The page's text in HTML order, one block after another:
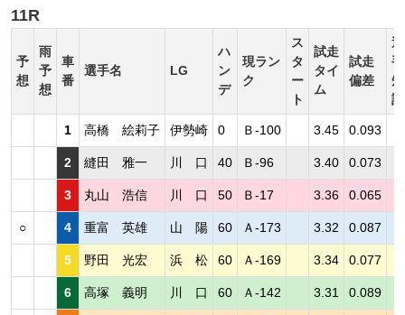
11R
予
想
雨
予
想
車
番
選手名 LG
ハ
ン
デ
現ラン
ク
ス
タ
ー
ト
試走
タイ
ム
試走
偏差
選
手
短
評
1 高橋 絵莉子 伊勢崎 0 Ｂ-100 3.45 0.093
2 縫田 雅一 川 口 40 Ｂ-96 3.40 0.073
3 丸山 浩信 川 口 50 Ｂ-17 3.36 0.065
○ 4 重富 英雄 山 陽 60 Ａ-173 3.32 0.087
5 野田 光宏 浜 松 60 Ａ-169 3.34 0.077
6 高塚 義明 川 口 60 Ａ-142 3.31 0.089